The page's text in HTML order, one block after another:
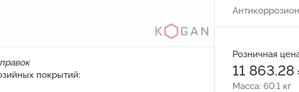
покрытий:
Розничная
11 863.28
Масса: 60.1 кг